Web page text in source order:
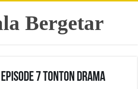
Bergetar
7 Tonton Drama